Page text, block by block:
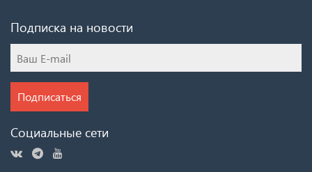
Подписка на новости
Подписаться
Социальные сети